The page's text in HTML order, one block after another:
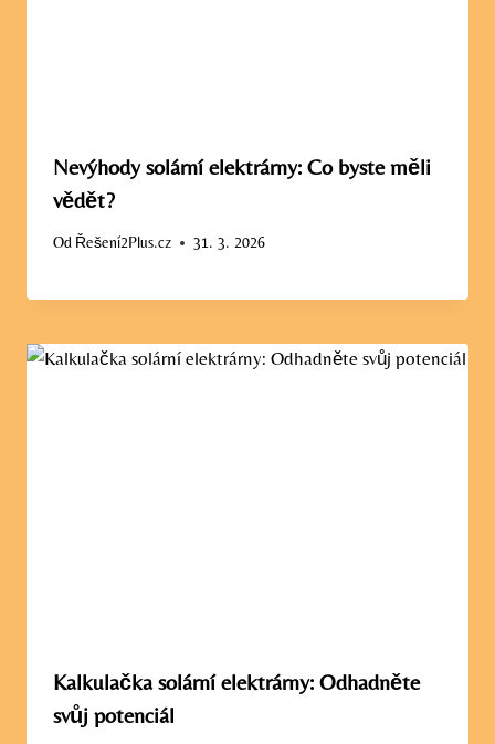
Nevýhody solární elektrárny: Co byste měli
vědět?
Od Řešení2Plus.cz 31. 3. 2026
Kalkulačka solární elektrárny: Odhadněte
svůj potenciál